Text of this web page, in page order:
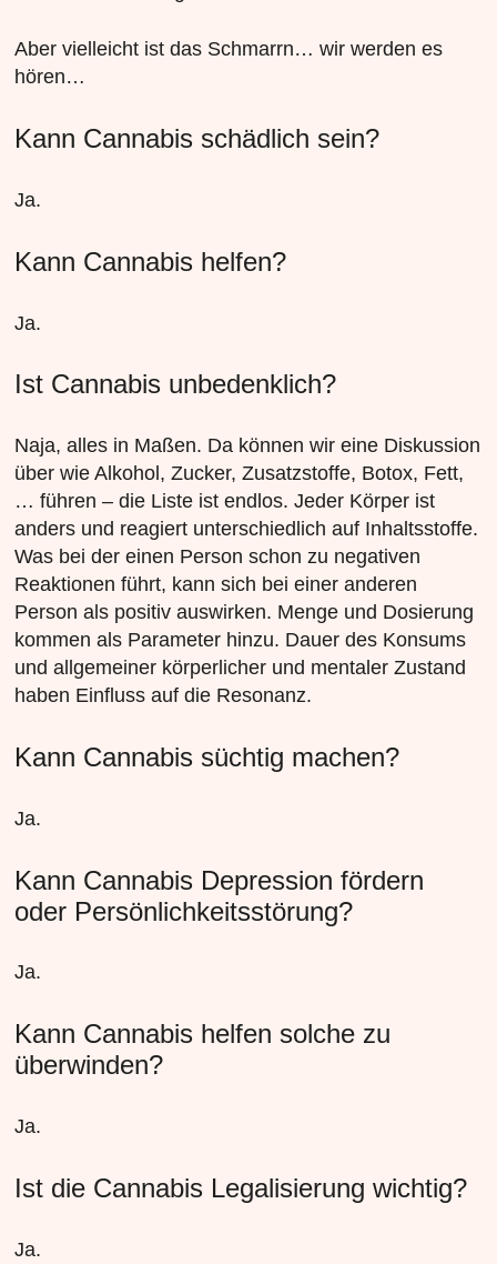
Aber vielleicht ist das Schmarrn… wir werden es
hören…
Kann Cannabis schädlich sein?
Ja.
Kann Cannabis helfen?
Ja.
Ist Cannabis unbedenklich?
Naja, alles in Maßen. Da können wir eine Diskussion
über wie Alkohol, Zucker, Zusatzstoffe, Botox, Fett,
… führen – die Liste ist endlos. Jeder Körper ist
anders und reagiert unterschiedlich auf Inhaltsstoffe.
Was bei der einen Person schon zu negativen
Reaktionen führt, kann sich bei einer anderen
Person als positiv auswirken. Menge und Dosierung
kommen als Parameter hinzu. Dauer des Konsums
und allgemeiner körperlicher und mentaler Zustand
haben Einfluss auf die Resonanz.
Kann Cannabis süchtig machen?
Ja.
Kann Cannabis Depression fördern
oder Persönlichkeitsstörung?
Ja.
Kann Cannabis helfen solche zu
überwinden?
Ja.
Ist die Cannabis Legalisierung wichtig?
Ja.